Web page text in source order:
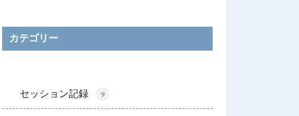
カテゴリー
セッション記録 9